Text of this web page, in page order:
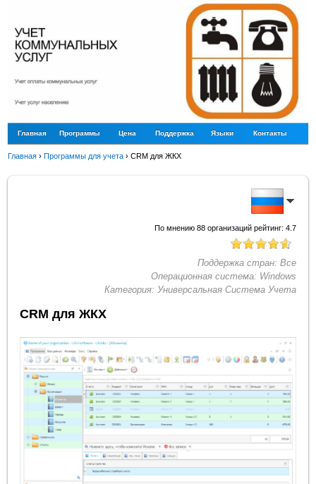
Главная Программы Цена Поддержка Языки Контакты
Главная ›Программы для учета ›CRM для ЖКХ
По мнению 88организаций рейтинг: 4.7
Поддержка стран: Все
Операционная система: Windows
Категория: Универсальная Система Учета
CRM для ЖКХ